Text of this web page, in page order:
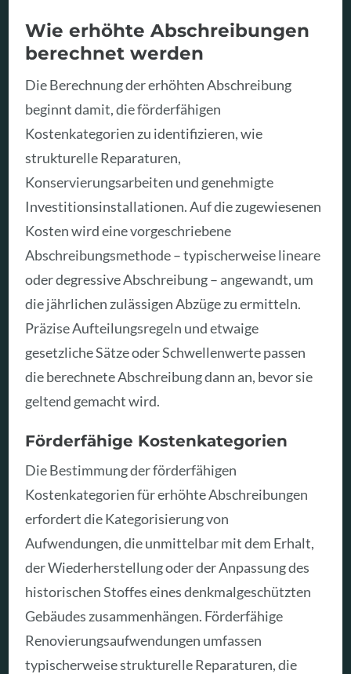
Wie erhöhte Abschreibungen
berechnet werden
Die Berechnung der erhöhten Abschreibung
beginnt damit, die förderfähigen
Kostenkategorien zu identifizieren, wie
strukturelle Reparaturen,
Konservierungsarbeiten und genehmigte
Investitionsinstallationen. Auf die zugewiesenen
Kosten wird eine vorgeschriebene
Abschreibungsmethode – typischerweise lineare
oder degressive Abschreibung – angewandt, um
die jährlichen zulässigen Abzüge zu ermitteln.
Präzise Aufteilungsregeln und etwaige
gesetzliche Sätze oder Schwellenwerte passen
die berechnete Abschreibung dann an, bevor sie
geltend gemacht wird.
Förderfähige Kostenkategorien
Die Bestimmung der förderfähigen
Kostenkategorien für erhöhte Abschreibungen
erfordert die Kategorisierung von
Aufwendungen, die unmittelbar mit dem Erhalt,
der Wiederherstellung oder der Anpassung des
historischen Stoffes eines denkmalgeschützten
Gebäudes zusammenhängen. Förderfähige
Renovierungsaufwendungen umfassen
typischerweise strukturelle Reparaturen, die